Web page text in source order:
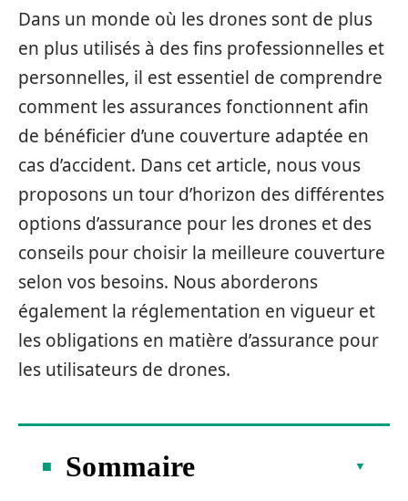
Dans un monde où les drones sont de plus
en plus utilisés à des fins professionnelles et
personnelles, il est essentiel de comprendre
comment les assurances fonctionnent afin
de bénéficier d’une couverture adaptée en
cas d’accident. Dans cet article, nous vous
proposons un tour d’horizon des différentes
options d’assurance pour les drones et des
conseils pour choisir la meilleure couverture
selon vos besoins. Nous aborderons
également la réglementation en vigueur et
les obligations en matière d’assurance pour
les utilisateurs de drones.
Sommaire